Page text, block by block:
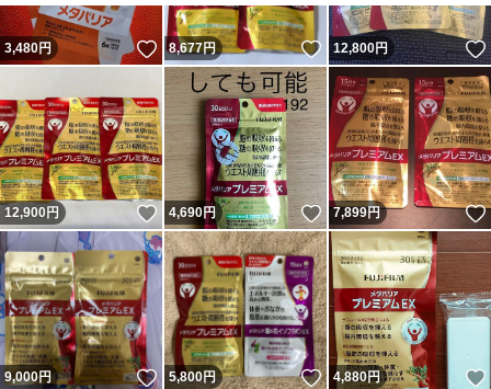
3,480円 いいね！
8,677円 いいね！
12,800円
12,900円 いいね！
4,690円 いいね！
7,899円
9,000円 いいね！
5,800円 いいね！
4,880円